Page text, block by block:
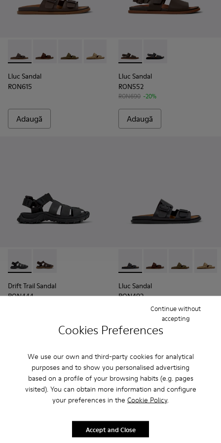
Cookies Preferences
We use our own and third-party cookies for analytical
purposes and to show you personalised advertising
based on a profile of your browsing habits (e.g. pages
visited). You can obtain more information and configure
your preferences in the Cookie Policy.
Continue without
accepting
Accept and Close
Lluc Sandal - K101091-002 - Sandale din piele pentru
Lluc Sandal - K101091-005
Lluc Sandal - K101091-004
Lluc Sandal - K101091-003
Lluc Sandal - K101091-001 -
Lluc Sandal
RON615
Adaugă
Lluc Sandal - K101092-002
Lluc Sandal -
Lluc Sandal
RON552
RON690 -20%
Adaugă
Drift Trail Sandal - K101090-001 - Sandale negre din piele
Drift Trail Sandal - K101090-002
Drift Trail Sandal
RON444
Lluc Sandal - K101091-001
Lluc Sandal -Lluc Sandal -
Lluc
Lluc Sandal
RON492
-20%
Adaugă